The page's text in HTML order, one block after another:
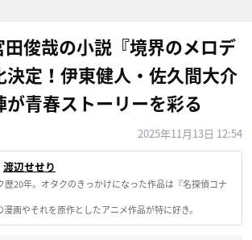
田俊哉の小説『境界のメロデ
決定！伊東健人・佐久間大介
が青春ストーリーを彩る
2025年11月13日 12:54
渡辺せせり
歴20年。オタクのきっかけになった作品は『名探偵コナ
漫画やそれを原作としたアニメ作品が特に好き。